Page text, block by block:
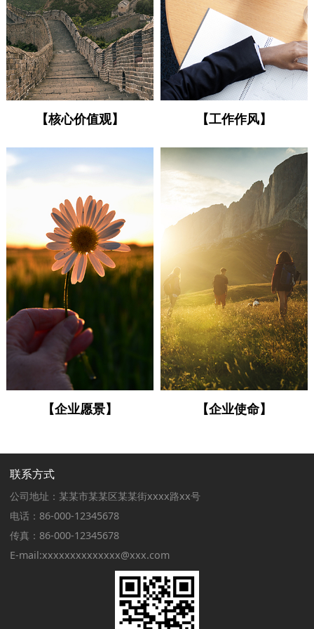
【核心价值观】 【工作作风】
【企业愿景】 【企业使命】
联系方式
公司地址：某某市某某区某某街xxxx路xx号
电话：86-000-12345678
传真：86-000-12345678
E-mail:xxxxxxxxxxxxxx@xxx.com